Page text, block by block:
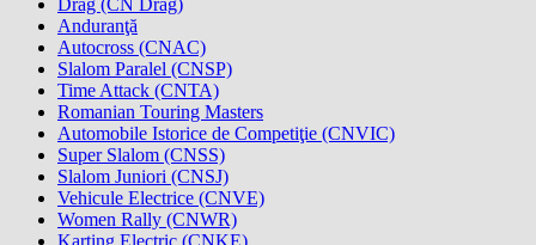
Anduranţă
Autocross (CNAC)
Slalom Paralel (CNSP)
Time Attack (CNTA)
Romanian Touring Masters
Automobile Istorice de Competiţie (CNVIC)
Super Slalom (CNSS)
Slalom Juniori (CNSJ)
Vehicule Electrice (CNVE)
Women Rally (CNWR)
Karting Electric (CNKE)